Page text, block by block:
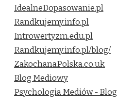
IdealneDopasowanie.pl
Randkujemy.info.pl
Introwertyzm.edu.pl
Randkujemy.info.pl/blog/
ZakochanaPolska.co.uk
Blog Mediowy
Psychologia Mediów - Blog